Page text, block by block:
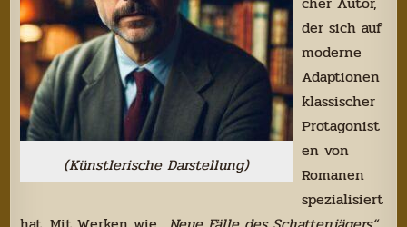
(Künstlerische Darstellung)
der sich auf
moderne
Adaptionen
klassischer
Protagonist
en von
Romanen
spezialisiert